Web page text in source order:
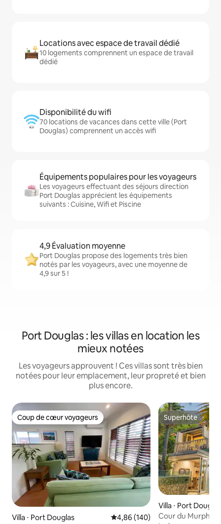
Locations avec espace de travail dédié
10 logements comprennent un espace de travail
dédié
Disponibilité du wifi
70 locations de vacances dans cette ville (Port
Douglas) comprennent un accès wifi
Équipements populaires pour les voyageurs
Les voyageurs effectuant des séjours direction
Port Douglas apprécient les équipements
suivants : Cuisine, Wifi et Piscine
4,9 Évaluation moyenne
Port Douglas propose des logements très bien
notés par les voyageurs, avec une moyenne de
4,9 sur 5 !
Port Douglas : les villas en location les
mieux notées
Les voyageurs approuvent ! Ces villas sont très bien
notées pour leur emplacement, leur propreté et bien
plus encore.
Coup de cœur voyageurs
Coup de cœur voyageurs
Villa ⋅ Port Douglas Évaluation moyenne sur la
4,86 (140)
Superhôte
Superhôte
Villa ⋅ Port Douglas
Cour du Murphy